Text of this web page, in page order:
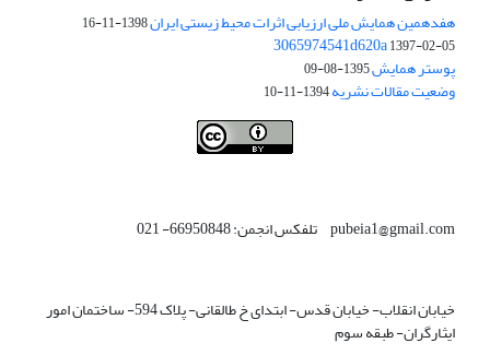
هفدهمین همایش ملی ارزیابی اثرات محیط زیستی ایران1398-11-16
3065974541d620a1397-02-05
پوستر همایش1395-08-09
وضعیت مقالات نشریه1394-11-10
pubeia1@gmail.com تلفکس انجمن: 66950848- 021
خیابان انقلاب- خیابان قدس- ابتدای خ طالقانی- پلاک 594- ساختمان امور
ایثارگران- طبقه سوم